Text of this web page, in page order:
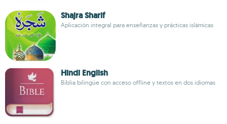
Shajra Sharif
Aplicación integral para enseñanzas y prácticas islámicas
Hindi English
Biblia bilingüe con acceso offline y textos en dos idiomas